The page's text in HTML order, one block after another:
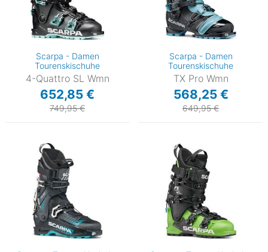
Scarpa - Damen
Tourenskischuhe
4-Quattro SL Wmn
652,85 €
749,95 €
Scarpa - Damen
Tourenskischuhe
TX Pro Wmn
568,25 €
649,95 €